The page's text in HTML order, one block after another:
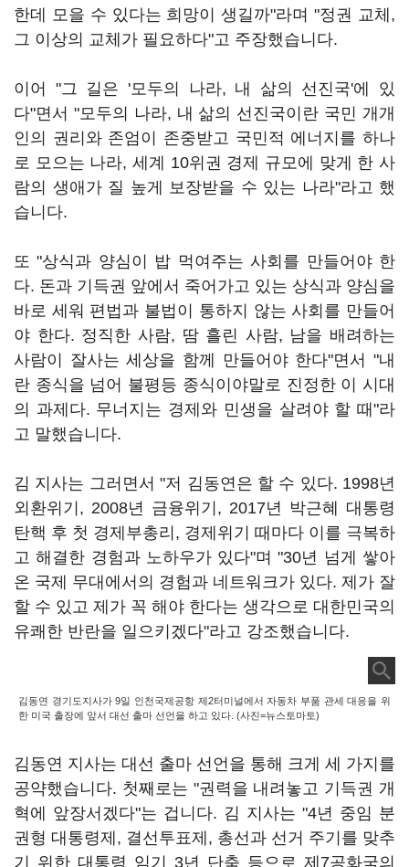
한데 모을 수 있다는 희망이 생길까"라며 "정권 교체,
그 이상의 교체가 필요하다"고 주장했습니다.
이어 "그 길은 '모두의 나라, 내 삶의 선진국'에 있
다"면서 "모두의 나라, 내 삶의 선진국이란 국민 개개
인의 권리와 존엄이 존중받고 국민적 에너지를 하나
로 모으는 나라, 세계 10위권 경제 규모에 맞게 한 사
람의 생애가 질 높게 보장받을 수 있는 나라"라고 했
습니다.
또 "상식과 양심이 밥 먹여주는 사회를 만들어야 한
다. 돈과 기득권 앞에서 죽어가고 있는 상식과 양심을
바로 세워 편법과 불법이 통하지 않는 사회를 만들어
야 한다. 정직한 사람, 땀 흘린 사람, 남을 배려하는
사람이 잘사는 세상을 함께 만들어야 한다"면서 "내
란 종식을 넘어 불평등 종식이야말로 진정한 이 시대
의 과제다. 무너지는 경제와 민생을 살려야 할 때"라
고 말했습니다.
김 지사는 그러면서 "저 김동연은 할 수 있다. 1998년
외환위기, 2008년 금융위기, 2017년 박근혜 대통령
탄핵 후 첫 경제부총리, 경제위기 때마다 이를 극복하
고 해결한 경험과 노하우가 있다"며 "30년 넘게 쌓아
온 국제 무대에서의 경험과 네트워크가 있다. 제가 잘
할 수 있고 제가 꼭 해야 한다는 생각으로 대한민국의
유쾌한 반란을 일으키겠다"라고 강조했습니다.
김동연 경기도지사가 9일 인천국제공항 제2터미널에서 자동차 부품 관세 대응을 위
한 미국 출장에 앞서 대선 출마 선언을 하고 있다. (사진=뉴스토마토)
김동연 지사는 대선 출마 선언을 통해 크게 세 가지를
공약했습니다. 첫째로는 "권력을 내려놓고 기득권 개
혁에 앞장서겠다"는 겁니다. 김 지사는 "4년 중임 분
권형 대통령제, 결선투표제, 총선과 선거 주기를 맞추
기 위한 대통령 임기 3년 단축 등으로 제7공화국의